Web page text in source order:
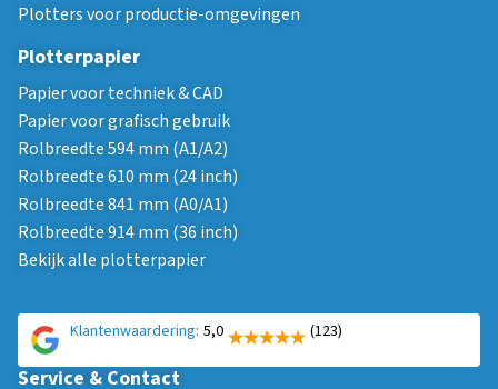
Plotters voor productie-omgevingen
Plotterpapier
Papier voor techniek & CAD
Papier voor grafisch gebruik
Rolbreedte 594 mm (A1/A2)
Rolbreedte 610 mm (24 inch)
Rolbreedte 841 mm (A0/A1)
Rolbreedte 914 mm (36 inch)
Bekijk alle plotterpapier
Klantenwaardering: 5,0 (123)
Service & Contact